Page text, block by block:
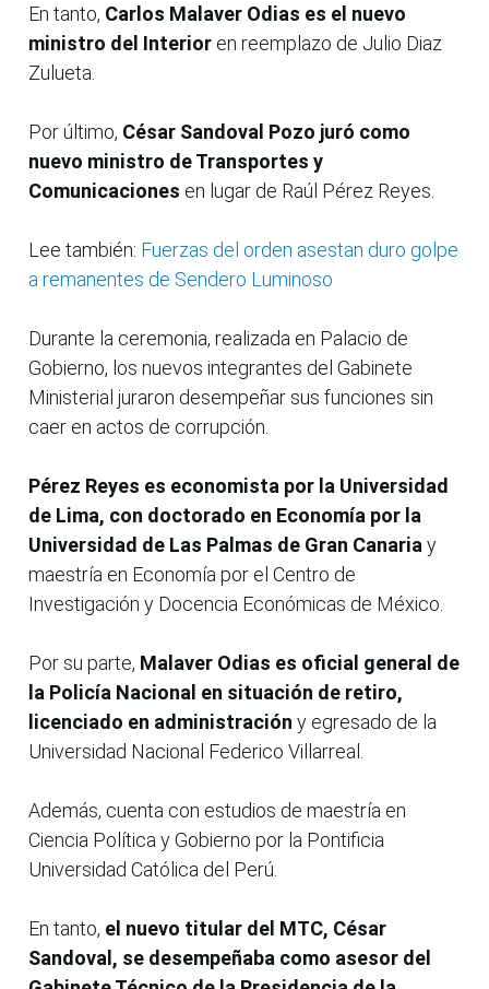
En tanto, Carlos Malaver Odias es el nuevo
ministro del Interior en reemplazo de Julio Diaz
Zulueta.
Por último, César Sandoval Pozo juró como
nuevo ministro de Transportes y
Comunicaciones en lugar de Raúl Pérez Reyes.
Lee también: Fuerzas del orden asestan duro golpe
a remanentes de Sendero Luminoso
Durante la ceremonia, realizada en Palacio de
Gobierno, los nuevos integrantes del Gabinete
Ministerial juraron desempeñar sus funciones sin
caer en actos de corrupción.
Pérez Reyes es economista por la Universidad
de Lima, con doctorado en Economía por la
Universidad de Las Palmas de Gran Canaria y
maestría en Economía por el Centro de
Investigación y Docencia Económicas de México.
Por su parte, Malaver Odias es oficial general de
la Policía Nacional en situación de retiro,
licenciado en administración y egresado de la
Universidad Nacional Federico Villarreal.
Además, cuenta con estudios de maestría en
Ciencia Política y Gobierno por la Pontificia
Universidad Católica del Perú.
En tanto, el nuevo titular del MTC, César
Sandoval, se desempeñaba como asesor del